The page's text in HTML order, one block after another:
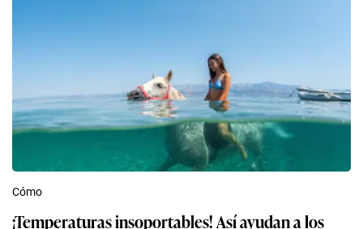
Cómo
¡Temperaturas insoportables! Así ayudan a los